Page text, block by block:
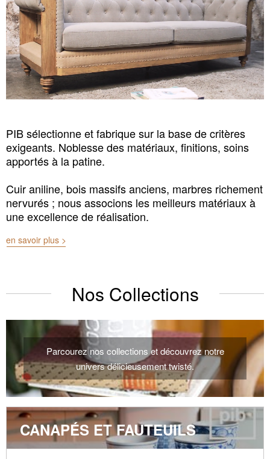
PIB sélectionne et fabrique sur la base de critères
exigeants. Noblesse des matériaux, finitions, soins
apportés à la patine.
Cuir aniline, bois massifs anciens, marbres richement
nervurés ; nous associons les meilleurs matériaux à
une excellence de réalisation.
en savoir plus >
Nos Collections
Parcourez nos collections et découvrez notre
univers délicieusement twisté.
CANAPÉS ET FAUTEUILS